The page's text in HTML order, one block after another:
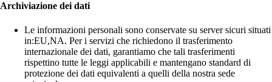
Archiviazione dei dati
Le informazioni personali sono conservate su server sicuri situati
in:EU,NA. Per i servizi che richiedono il trasferimento
internazionale dei dati, garantiamo che tali trasferimenti
rispettino tutte le leggi applicabili e mantengano standard di
protezione dei dati equivalenti a quelli della nostra sede